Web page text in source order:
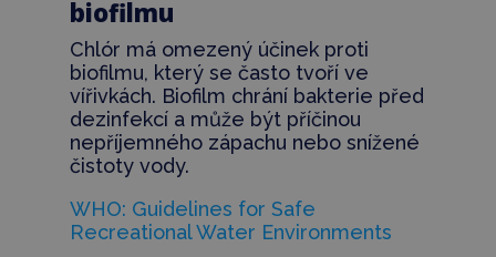
biofilmu
Chlór má omezený účinek proti
biofilmu, který se často tvoří ve
vířivkách. Biofilm chrání bakterie před
dezinfekcí a může být příčinou
nepříjemného zápachu nebo snížené
čistoty vody.
WHO: Guidelines for Safe
Recreational Water Environments